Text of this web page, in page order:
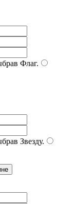
Флаг.
Звезду.